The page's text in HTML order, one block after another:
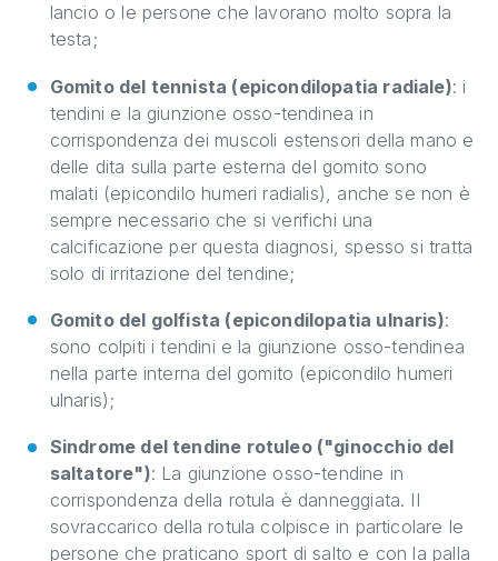
lancio o le persone che lavorano molto sopra la
testa;
Gomito del tennista (epicondilopatia radiale): i
tendini e la giunzione osso-tendinea in
corrispondenza dei muscoli estensori della mano e
delle dita sulla parte esterna del gomito sono
malati (epicondilo humeri radialis), anche se non è
sempre necessario che si verifichi una
calcificazione per questa diagnosi, spesso si tratta
solo di irritazione del tendine;
Gomito del golfista (epicondilopatia ulnaris):
sono colpiti i tendini e la giunzione osso-tendinea
nella parte interna del gomito (epicondilo humeri
ulnaris);
Sindrome del tendine rotuleo ("ginocchio del
saltatore"): La giunzione osso-tendine in
corrispondenza della rotula è danneggiata. Il
sovraccarico della rotula colpisce in particolare le
persone che praticano sport di salto e con la palla